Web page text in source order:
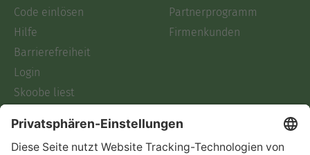
Code einlösen
Hilfe
Barrierefreiheit
Login
Skoobe liest
Partnerprogramm
Firmenkunden